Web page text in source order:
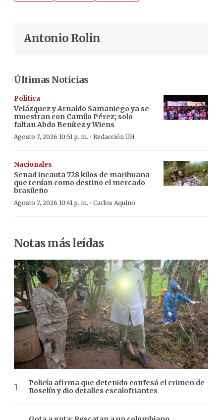
Antonio Rolin
Últimas Noticias
Política
Velázquez y Arnaldo Samaniego ya se
muestran con Camilo Pérez; solo
faltan Abdo Benítez y Wiens
Agosto 7, 2026 10:51 p. m. · Redacción ÚH
Nacionales
Senad incauta 728 kilos de marihuana
que tenían como destino el mercado
brasileño
Agosto 7, 2026 10:41 p. m. · Carlos Aquino
Notas más leídas
Policía afirma que detenido confesó el crimen de
Roselín y dio detalles escalofriantes